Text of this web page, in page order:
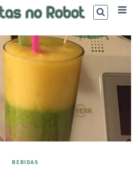
BEBIDAS